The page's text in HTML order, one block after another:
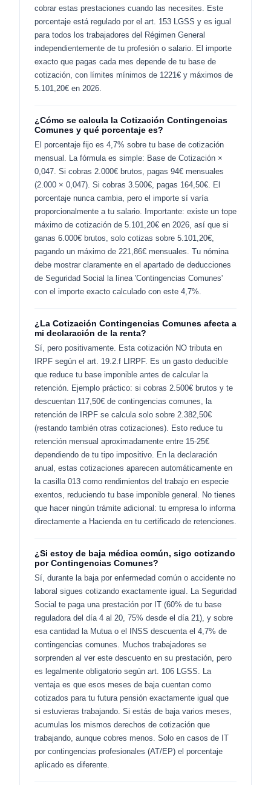
cobrar estas prestaciones cuando las necesites. Este
porcentaje está regulado por el art. 153 LGSS y es igual
para todos los trabajadores del Régimen General
independientemente de tu profesión o salario. El importe
exacto que pagas cada mes depende de tu base de
cotización, con límites mínimos de 1221€ y máximos de
5.101,20€ en 2026.
¿Cómo se calcula la Cotización Contingencias
Comunes y qué porcentaje es?
El porcentaje fijo es 4,7% sobre tu base de cotización
mensual. La fórmula es simple: Base de Cotización ×
0,047. Si cobras 2.000€ brutos, pagas 94€ mensuales
(2.000 × 0,047). Si cobras 3.500€, pagas 164,50€. El
porcentaje nunca cambia, pero el importe sí varía
proporcionalmente a tu salario. Importante: existe un tope
máximo de cotización de 5.101,20€ en 2026, así que si
ganas 6.000€ brutos, solo cotizas sobre 5.101,20€,
pagando un máximo de 221,86€ mensuales. Tu nómina
debe mostrar claramente en el apartado de deducciones
de Seguridad Social la línea 'Contingencias Comunes'
con el importe exacto calculado con este 4,7%.
¿La Cotización Contingencias Comunes afecta a
mi declaración de la renta?
Sí, pero positivamente. Esta cotización NO tributa en
IRPF según el art. 19.2.f LIRPF. Es un gasto deducible
que reduce tu base imponible antes de calcular la
retención. Ejemplo práctico: si cobras 2.500€ brutos y te
descuentan 117,50€ de contingencias comunes, la
retención de IRPF se calcula solo sobre 2.382,50€
(restando también otras cotizaciones). Esto reduce tu
retención mensual aproximadamente entre 15-25€
dependiendo de tu tipo impositivo. En la declaración
anual, estas cotizaciones aparecen automáticamente en
la casilla 013 como rendimientos del trabajo en especie
exentos, reduciendo tu base imponible general. No tienes
que hacer ningún trámite adicional: tu empresa lo informa
directamente a Hacienda en tu certificado de retenciones.
¿Si estoy de baja médica común, sigo cotizando
por Contingencias Comunes?
Sí, durante la baja por enfermedad común o accidente no
laboral sigues cotizando exactamente igual. La Seguridad
Social te paga una prestación por IT (60% de tu base
reguladora del día 4 al 20, 75% desde el día 21), y sobre
esa cantidad la Mutua o el INSS descuenta el 4,7% de
contingencias comunes. Muchos trabajadores se
sorprenden al ver este descuento en su prestación, pero
es legalmente obligatorio según art. 106 LGSS. La
ventaja es que esos meses de baja cuentan como
cotizados para tu futura pensión exactamente igual que
si estuvieras trabajando. Si estás de baja varios meses,
acumulas los mismos derechos de cotización que
trabajando, aunque cobres menos. Solo en casos de IT
por contingencias profesionales (AT/EP) el porcentaje
aplicado es diferente.